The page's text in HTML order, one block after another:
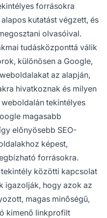
forrásokra
kutatást végzett, és
olvasóival.
tudásközponttá válik
különösen a Google,
az alapján,
hivatkoznak és milyen
tekintélyes
magasabb
előnyösebb SEO-
képest,
forrásokra.
közötti kapcsolat
igazolják, hogy azok az
magas minőségű,
kimenő linkprofilt